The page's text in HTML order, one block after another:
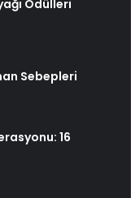
Ödülleri
Sebepleri
16